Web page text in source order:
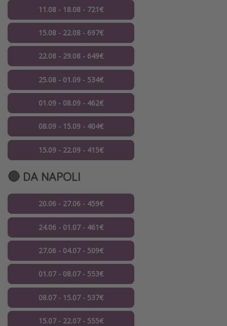
11.08 - 18.08 - 721€
15.08 - 22.08 - 697€
22.08 - 29.08 - 649€
25.08 - 01.09 - 534€
01.09 - 08.09 - 462€
08.09 - 15.09 - 404€
15.09 - 22.09 - 415€
🔴 DA NAPOLI
20.06 - 27.06 - 459€
24.06 - 01.07 - 461€
27.06 - 04.07 - 509€
01.07 - 08.07 - 553€
08.07 - 15.07 - 537€
15.07 - 22.07 - 555€